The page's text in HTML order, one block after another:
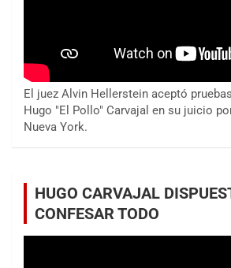
El juez Alvin Hellerstein aceptó
Hugo "El Pollo" Carvajal en su juicio
Nueva York.
HUGO CARVAJAL
CONFESAR TODO